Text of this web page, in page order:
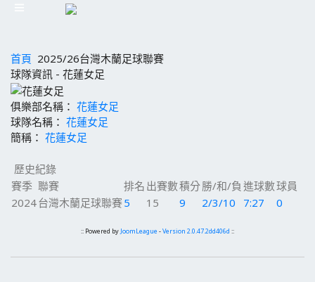
首頁 2025/26台灣木蘭足球聯賽
球隊資訊 - 花蓮女足
俱樂部名稱： 花蓮女足
球隊名稱： 花蓮女足
簡稱： 花蓮女足
歷史紀錄
賽季 聯賽 排名 出賽數積分勝/和/負 進球數球員
2024台灣木蘭足球聯賽 5 15 9 2/3/10 7:27 0
:: Powered by JoomLeague -Version 2.0.47.2dd406d ::